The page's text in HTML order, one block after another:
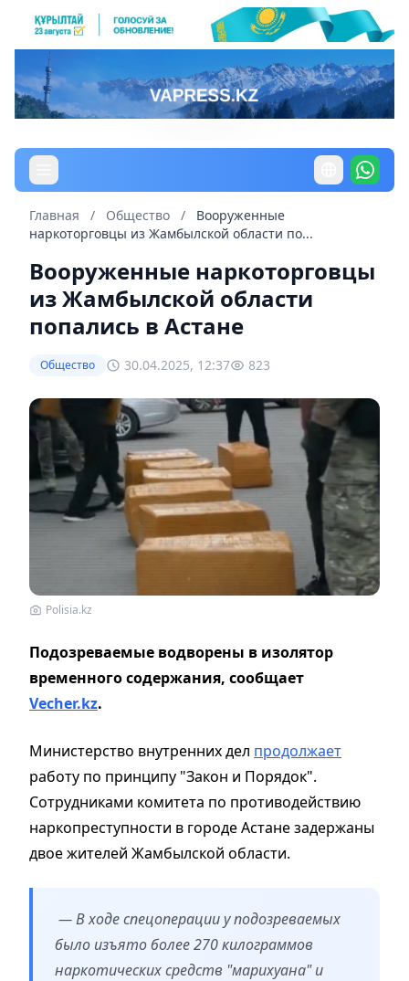
Главная / Общество /
Вооруженные
наркоторговцы из Жамбылской области по...
Вооруженные наркоторговцы
из Жамбылской области
попались в Астане
Общество 30.04.2025, 12:37 823
Polisia.kz
Подозреваемые водворены в изолятор
временного содержания, сообщает
Vecher.kz.
Министерство внутренних дел продолжает
работу по принципу "Закон и Порядок".
Сотрудниками комитета по противодействию
наркопреступности в городе Астане задержаны
двое жителей Жамбылской области.
— В ходе спецоперации у подозреваемых
было изъято более 270 килограммов
наркотических средств "марихуана" и